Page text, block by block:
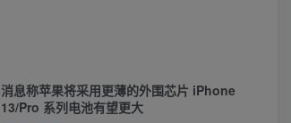
消息称苹果将采用更薄的外围芯片 iPhone
13/Pro 系列电池有望更大